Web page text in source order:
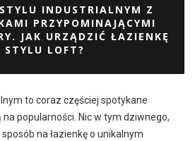
INDUSTRIALNYM Z
PRZYPOMINAJĄCYMI
JAK URZĄDZIĆ ŁAZIENKĘ
STYLU LOFT?
to coraz częściej spotykane
popularności. Nic w tym dziwnego,
na łazienkę o unikalnym